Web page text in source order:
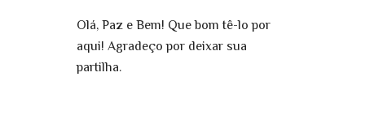
Olá, Paz e Bem! Que bom tê-lo por
aqui! Agradeço por deixar sua
partilha.